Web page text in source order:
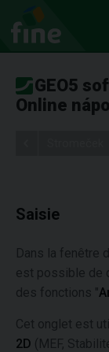
GEO5
Online
Saisie
Dans la fenêtre
est possible de
des fonctions "
Cet onglet est
2D (MEF,